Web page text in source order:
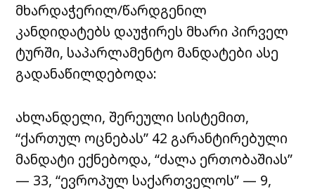
მხარდაჭერილ/წარდგენილ
კანდიდატებს დაუჭირეს მხარი პირველ
ტურში, საპარლამენტო მანდატები ასე
გადანაწილდებოდა:
ახლანდელი, შერეული სისტემით,
“ქართულ ოცნებას” 42 გარანტირებული
მანდატი ექნებოდა, “ძალა ერთობაშიას”
— 33, “ევროპულ საქართველოს” — 9,